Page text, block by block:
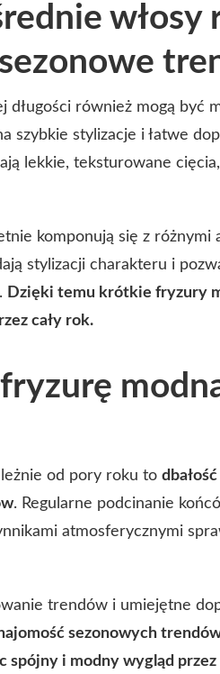
włosy
również mogą być
szybkie stylizacje i łatwe
lekkie, teksturowane
komponują się z różnymi
stylizacji charakteru i
Dzięki temu krótkie fryzury
cały rok.
od pory roku to
. Regularne podcinanie
atmosferycznymi
trendów i umiejętne
sezonowych
spójny i modny wygląd przez